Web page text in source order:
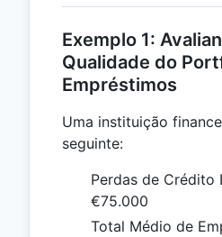
Exemplo 1:
Qualidade do
Empréstimos
Uma instituição
seguinte:
Perdas de Crédito
€75.000
Total Médio de